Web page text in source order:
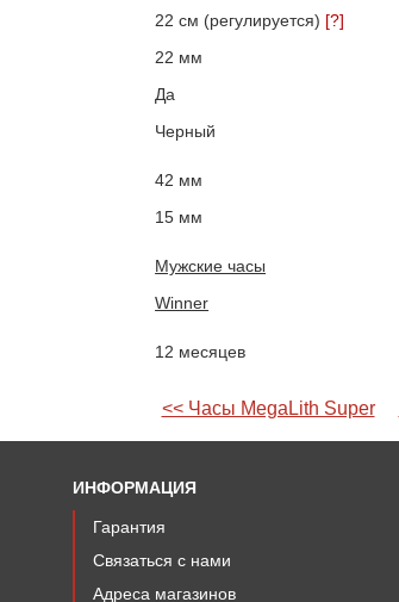
22 см (регулируется) [?]
22 мм
Да
Черный
42 мм
15 мм
Мужские часы
Winner
12 месяцев
<< Часы MegaLith Super
ИНФОРМАЦИЯ
Гарантия
Связаться с нами
Адреса магазинов